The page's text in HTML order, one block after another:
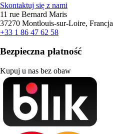
Skontaktuj się z nami
11 rue Bernard Maris
37270 Montlouis-sur-Loire, Francja
+33 1 86 47 62 58
Bezpieczna płatność
Kupuj u nas bez obaw